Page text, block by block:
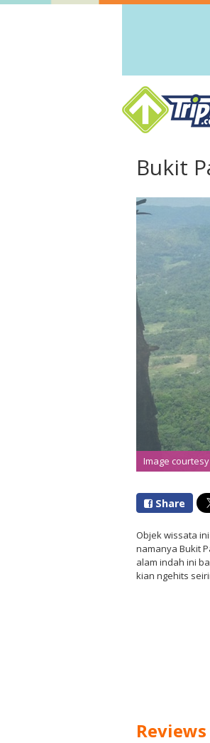
Bukit
Image
Share
Objek wissata
namanya Bukit
alam indah ini
kian ngehits
Reviews